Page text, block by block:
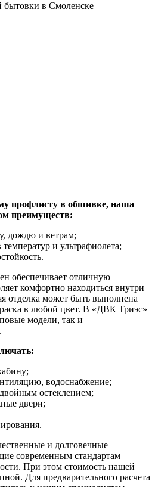
профлисту в обшивке, наша
преимуществ:
дождю и ветрам;
и ультрафиолета;
обеспечивает отличную
комфортно находиться внутри
отделка может быть выполнена
в любой цвет. В «ДВК Триэс»
модели, так и
водоснабжение;
остеклением;
двери;
и долговечные
современным стандартам
При этом стоимость нашей
Для предварительного расчета